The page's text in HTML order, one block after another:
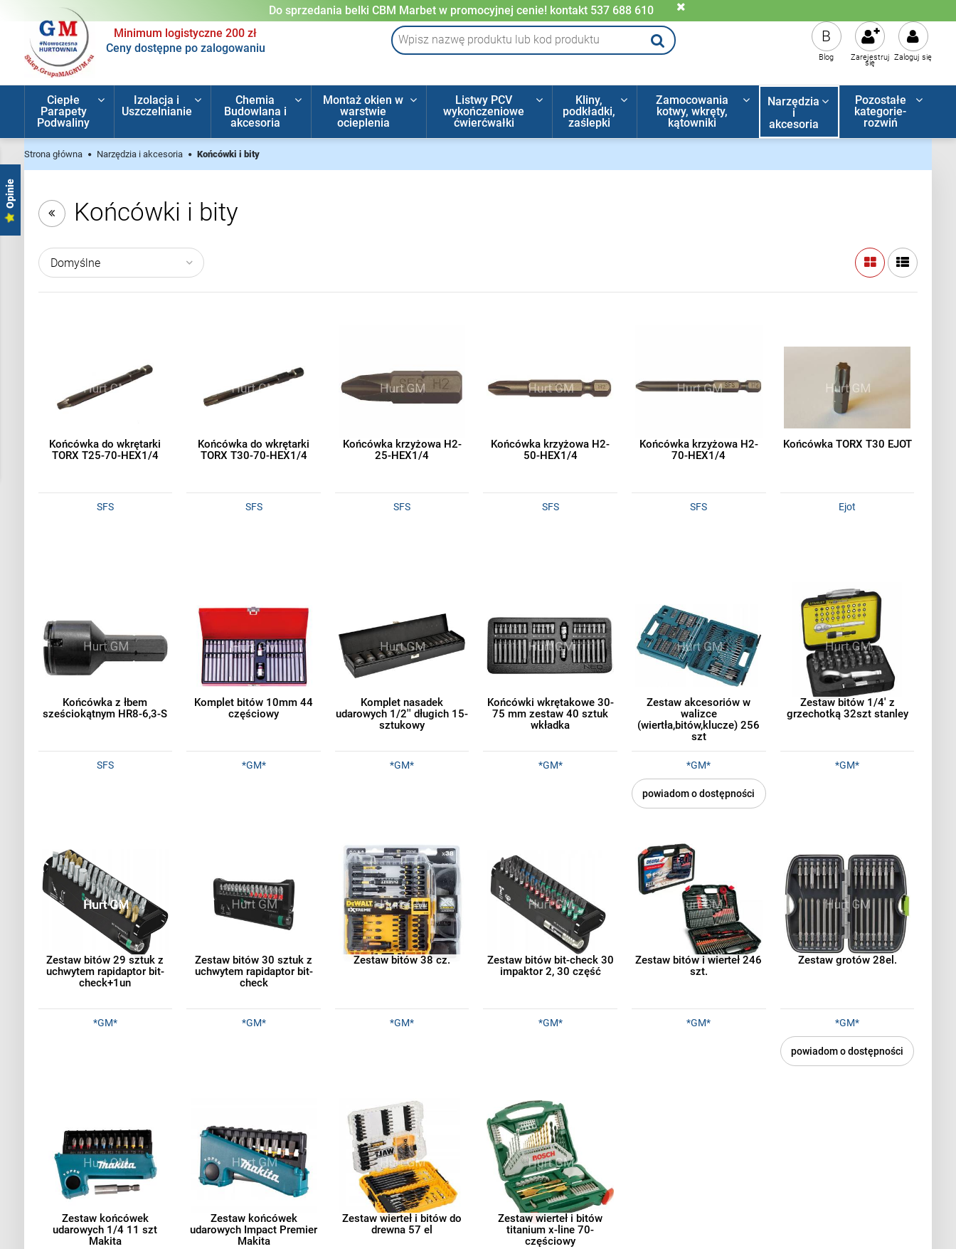
Do sprzedania belki CBM Marbet w promocyjnej cenie! kontakt 537 688 610
Minimum logistyczne 200 zł
Ceny dostępne po zalogowaniu
B
Blog Zaloguj się
Zarejestruj
się
Ciepłe
Parapety
Podwaliny
Izolacja i
Uszczelnianie
Chemia
Budowlana i
akcesoria
Montaż okien w
warstwie
ocieplenia
Listwy PCV
wykończeniowe
ćwierćwałki
Kliny,
podkładki,
zaślepki
Zamocowania
kotwy, wkręty,
kątowniki
Narzędzia
i
akcesoria
Pozostałe
kategorie-
rozwiń
Strona główna Narzędzia i akcesoria Końcówki i bity
Końcówki i bity
Końcówka do wkrętarki
TORX T25-70-HEX1/4
SFS
Końcówka do wkrętarki
TORX T30-70-HEX1/4
SFS
Końcówka krzyżowa H2-
25-HEX1/4
SFS
Końcówka krzyżowa H2-
50-HEX1/4
SFS
Końcówka krzyżowa H2-
70-HEX1/4
SFS
Końcówka TORX T30 EJOT
Ejot
Końcówka z łbem
sześciokątnym HR8-6,3-S
SFS
Komplet bitów 10mm 44
częściowy
*GM*
Komplet nasadek
udarowych 1/2'' długich 15-
sztukowy
*GM*
Końcówki wkrętakowe 30-
75 mm zestaw 40 sztuk
wkładka
*GM*
Zestaw akcesoriów w
walizce
(wiertła,bitów,klucze) 256
szt
*GM*
powiadom o dostępności
Zestaw bitów 1/4' z
grzechotką 32szt stanley
*GM*
Zestaw bitów 29 sztuk z
uchwytem rapidaptor bit-
check+1un
*GM*
Zestaw bitów 30 sztuk z
uchwytem rapidaptor bit-
check
*GM*
Zestaw bitów 38 cz.
*GM*
Zestaw bitów bit-check 30
impaktor 2, 30 część
*GM*
Zestaw bitów i wierteł 246
szt.
*GM*
Zestaw grotów 28el.
*GM*
powiadom o dostępności
Zestaw końcówek
udarowych 1/4 11 szt
Makita
Zestaw końcówek
udarowych Impact Premier
Makita
Zestaw wierteł i bitów do
drewna 57 el
Zestaw wierteł i bitów
titanium x-line 70-
częściowy
Opinie